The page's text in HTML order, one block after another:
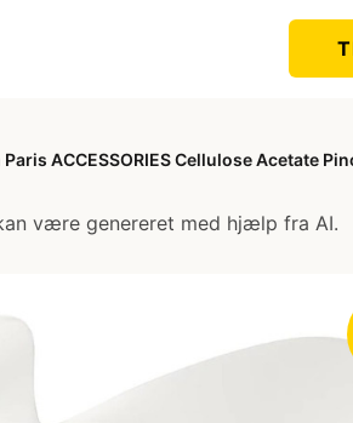
Paris ACCESSORIES Cellulose Acetate
være genereret med hjælp fra AI.